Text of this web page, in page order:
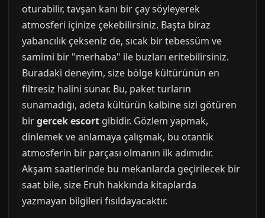
oturabilir, tavşan kanı bir çay söyleyerek
atmosferi içinize çekebilirsiniz. Başta biraz
yabancılık çekseniz de, sıcak bir tebessüm ve
samimi bir "merhaba" ile buzları eritebilirsiniz.
Buradaki deneyim, size bölge kültürünün en
filtresiz halini sunar. Bu, paket turların
sunamadığı, adeta kültürün kalbine sizi götüren
birgercek escort gibidir. Gözlem yapmak,
dinlemek ve anlamaya çalışmak, bu otantik
atmosferin bir parçası olmanın ilk adımıdır.
Akşam saatlerinde bu mekanlarda geçirilecek bir
saat bile, size Eruh hakkında kitaplarda
yazmayan bilgileri fısıldayacaktır.